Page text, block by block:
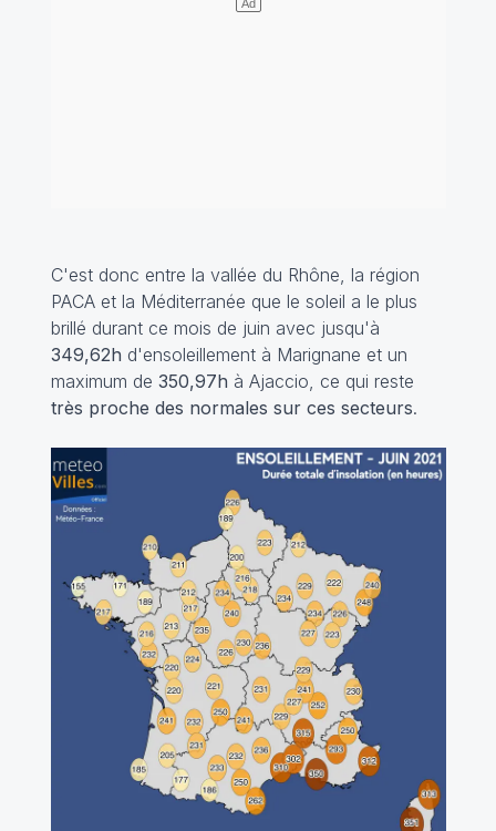
C'est donc entre la vallée du Rhône, la région
PACA et la Méditerranée que le soleil a le plus
brillé durant ce mois de juin avec jusqu'à
349,62h d'ensoleillement à Marignane et un
maximum de 350,97h à Ajaccio, ce qui reste
très proche des normales sur ces secteurs.